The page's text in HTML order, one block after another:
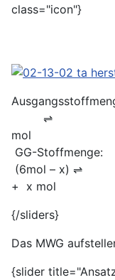
class="icon"}
⇌ 0
mol
GG-
(6mol
+ x mol
{/sliders}
Das MWG
{slider